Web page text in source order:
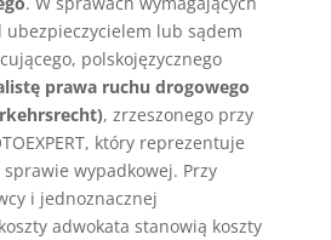
lub sądem
polskojęzycznego
prawa ruchu drogowego
, zrzeszonego przy
który reprezentuje
wypadkowej. Przy
i jednoznacznej
adwokata stanowią koszty